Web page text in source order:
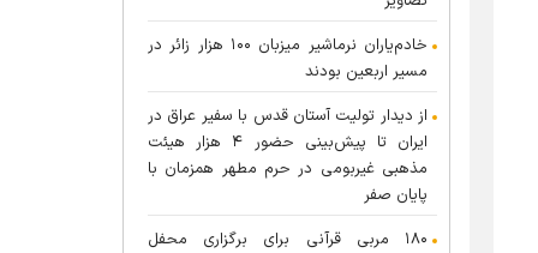
خادم‌یاران نرماشیر میزبان ۱۰۰ هزار زائر در
مسیر اربعین بودند
از دیدار تولیت آستان قدس با سفیر عراق در
ایران تا پیش‌بینی حضور ۴ هزار هیئت
مذهبی غیربومی در حرم مطهر همزمان با
پایان صفر
۱۸۰ مربی قرآنی برای برگزاری محفل